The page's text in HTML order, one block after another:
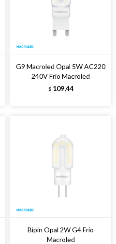
G9 Macroled Opal 5W AC220
240V Frío Macroled
$ 109,44
Bipin Opal 2W G4 Frío
Macroled